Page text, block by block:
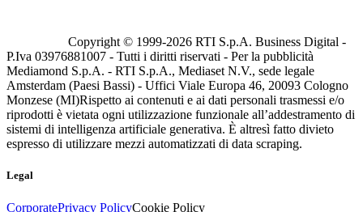
Copyright © 1999-2026 RTI S.p.A. Business Digital -
P.Iva 03976881007 - Tutti i diritti riservati - Per la pubblicità
Mediamond S.p.A. - RTI S.p.A., Mediaset N.V., sede legale
Amsterdam (Paesi Bassi) - Uffici Viale Europa 46, 20093 Cologno
Monzese (MI)Rispetto ai contenuti e ai dati personali trasmessi e/o
riprodotti è vietata ogni utilizzazione funzionale all’addestramento di
sistemi di intelligenza artificiale generativa. È altresì fatto divieto
espresso di utilizzare mezzi automatizzati di data scraping.
Legal
CorporatePrivacy PolicyCookie Policy